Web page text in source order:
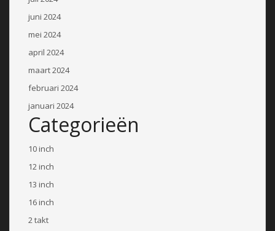
juni 2024
mei 2024
april 2024
maart 2024
februari 2024
januari 2024
Categorieën
10 inch
12 inch
13 inch
16 inch
2 takt